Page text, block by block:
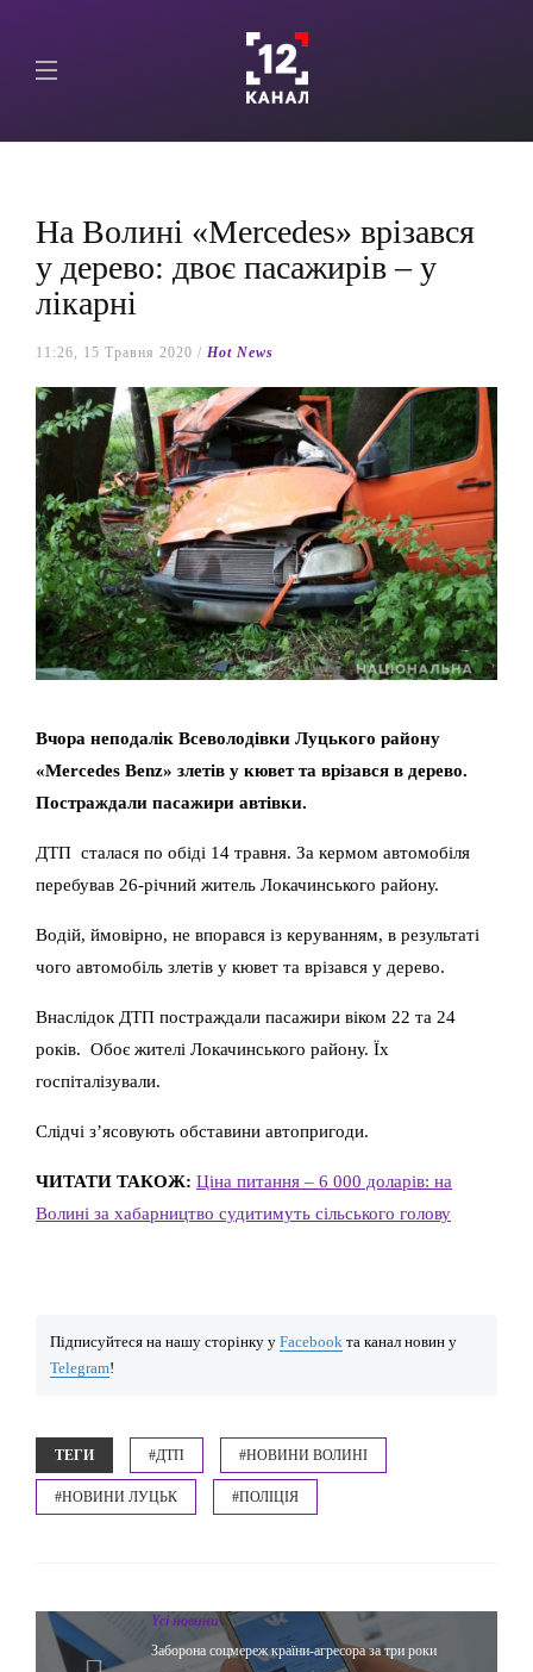
На Волині «Mercedes» врізався
у дерево: двоє пасажирів – у
лікарні
11:26, 15 Травня 2020 / Hot News
Вчора неподалік Всеволодівки Луцького району
«Mercedes Benz» злетів у кювет та врізався в дерево.
Постраждали пасажири автівки.
ДТП сталася по обіді 14 травня. За кермом автомобіля
перебував 26-річний житель Локачинського району.
Водій, ймовірно, не впорався із керуванням, в результаті
чого автомобіль злетів у кювет та врізався у дерево.
Внаслідок ДТП постраждали пасажири віком 22 та 24
років. Обоє жителі Локачинського району. Їх
госпіталізували.
Слідчі з’ясовують обставини автопригоди.
ЧИТАТИ ТАКОЖ: Ціна питання – 6 000 доларів: на
Волині за хабарництво судитимуть сільського голову
Підписуйтеся на нашу сторінку у Facebook та канал новин у
Telegram!
ТЕГИ #ДТП #НОВИНИ ВОЛИНІ
#НОВИНИ ЛУЦЬК #ПОЛІЦІЯ
Yсі новини
Заборона соцмереж країни-агресора за три роки